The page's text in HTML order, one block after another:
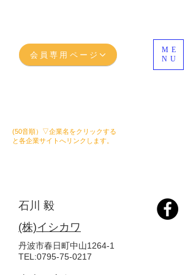
ME
NU
会員専用ページ
(50​音順）▽企業名をクリックする
と各企業サイトへリンクします。
石川 毅
(株)イシカワ
丹波市春日町中山1264-1
TEL :0795-75-0217